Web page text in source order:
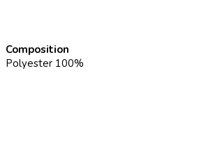
Composition
Polyester 100%